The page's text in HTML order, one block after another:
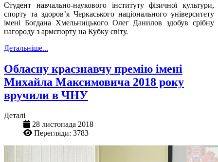
Студент навчально-наукового інституту фізичної культури,
спорту та здоров’я Черкаського національного університету
імені Богдана Хмельницького Олег Данилов здобув срібну
нагороду з армспорту на Кубку світу.
Детальніше...
Обласну краєзнавчу премію імені
Михайла Максимовича 2018 року
вручили в ЧНУ
Деталі
28 листопада 2018
Перегляди: 3783